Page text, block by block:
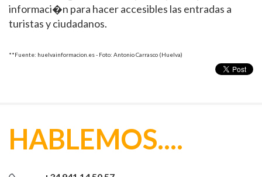
22/03/2017
Lisboa
Empreendedorismo e Franchising de
Lisboa
informaci�n para hacer accesibles las entradas a
turistas y ciudadanos.
**Fuente: huelvainformacion.es - Foto: Antonio Carrasco (Huelva)
HABLEMOS....